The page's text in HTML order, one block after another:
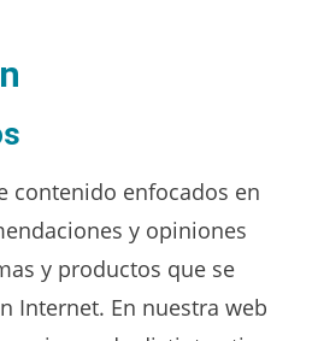
contenido enfocados en
y opiniones
y productos que se
Internet. En nuestra web